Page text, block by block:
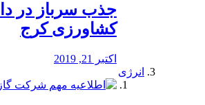
جذب سرباز در
کشاورزی کرج
اکتبر 21, 2019
انرژی